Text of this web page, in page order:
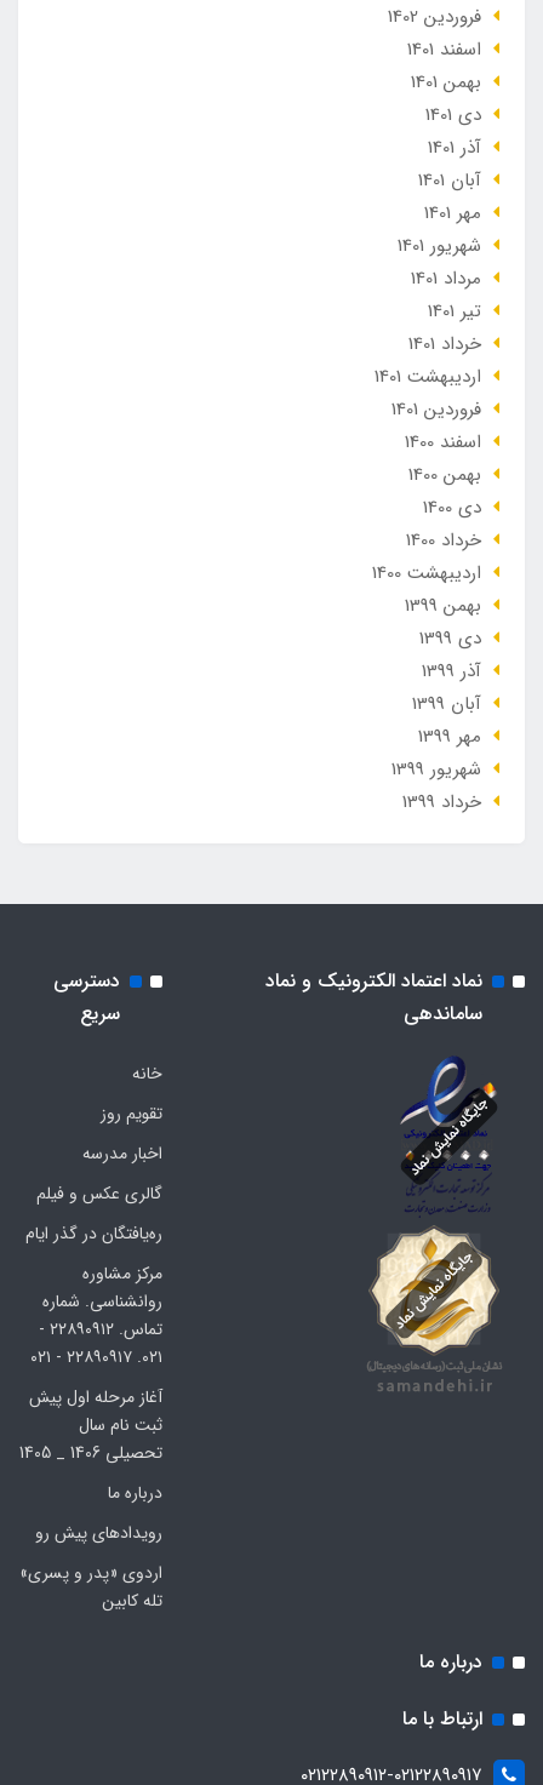
فروردین 1402
اسفند 1401
بهمن 1401
دی 1401
آذر 1401
آبان 1401
مهر 1401
شهریور 1401
مرداد 1401
تير 1401
خرداد 1401
ارديبهشت 1401
فروردین 1401
اسفند 1400
بهمن 1400
دی 1400
خرداد 1400
ارديبهشت 1400
بهمن 1399
دی 1399
آذر 1399
آبان 1399
مهر 1399
شهریور 1399
خرداد 1399
نماد اعتماد الکترونیک و نماد
ساماندهی
دسترسی
سریع
خانه
تقویم روز
اخبار مدرسه
گالری عکس و فیلم
ره‌یافتگان در گذر ایام
مرکز مشاوره
روانشناسی. شماره
تماس. ۲۲۸۹۰۹۱۲ -
۰۲۱. ۲۲۸۹۰۹۱۷ - ۰۲۱
آغاز مرحله اول پیش
ثبت نام سال
تحصیلی 1406 _ 1405
درباره ما
رویدادهای پیش رو
اردوی «پدر و پسری»
تله کابین
درباره ما
ارتباط با ما
۰۲۱۲۲۸۹۰۹۱۲-۰۲۱۲۲۸۹۰۹۱۷